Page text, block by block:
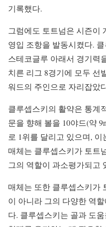
기록했다.
그럼에도 토트넘은 시즌이
영입 조항을 발동시켰다.
스테코글루 아래서 경기력
치른 리그 8경기에 모두 선
워드의 주인으로 자리잡았
클루셉스키의 활약은 통계
문을 향해 볼을 10야드(약
로 1위를 달리고 있으며,
매체는 클루셉스키가 토트
그의 역할이 과소평가되고
매체는 또한 클루셉스키가
이 아니라 그의 다양한 역
다. 클루셉스키는 골과 도